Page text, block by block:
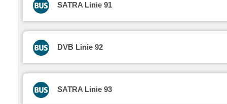
SATRA Linie 91
DVB Linie 92
SATRA Linie 93